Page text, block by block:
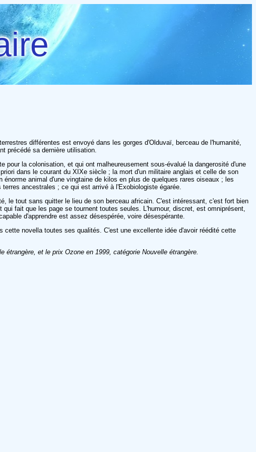
différentes est envoyé dans les gorges d'Olduvaï, berceau de l'humanité,
précédé sa dernière utilisation.
pour la colonisation, et qui ont malheureusement sous-évalué la dangerosité d'une
dans le courant du XIXe siècle ; la mort d'un militaire anglais et celle de son
animal d'une vingtaine de kilos en plus de quelques rares oiseaux ; les
ancestrales ; ce qui est arrivé à l'Exobiologiste égarée.
le tout sans quitter le lieu de son berceau africain. C'est intéressant, c'est fort bien
fait que les page se tournent toutes seules. L'humour, discret, est omniprésent,
d'apprendre est assez désespérée, voire désespérante.
novella toutes ses qualités. C'est une excellente idée d'avoir réédité cette
et le prix Ozone en 1999, catégorie Nouvelle étrangère.